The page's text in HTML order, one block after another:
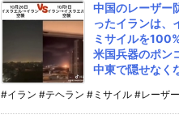
中国のレーザー
ったイランは、
ミサイルを
米国兵器のポン
中東で隠せなく
#イラン #テヘラン #ミサイル #レーザ